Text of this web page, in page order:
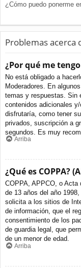
¿Cómo puedo ponerme
Problemas acerca
¿Por qué me
No está obligado a
Moderadores. En
temas y respuestas. Sin
contenidos adicionales
disfrutaría, como tener
privados, suscripción a
segundos. Es muy
Arriba
¿Qué es COPPA?
COPPA, APPCO, o Acta
de 13 años del año
solicita a los sitios de
de información, que el
consentimiento de los
de guardia legal, que
de un menor de edad.
Arriba